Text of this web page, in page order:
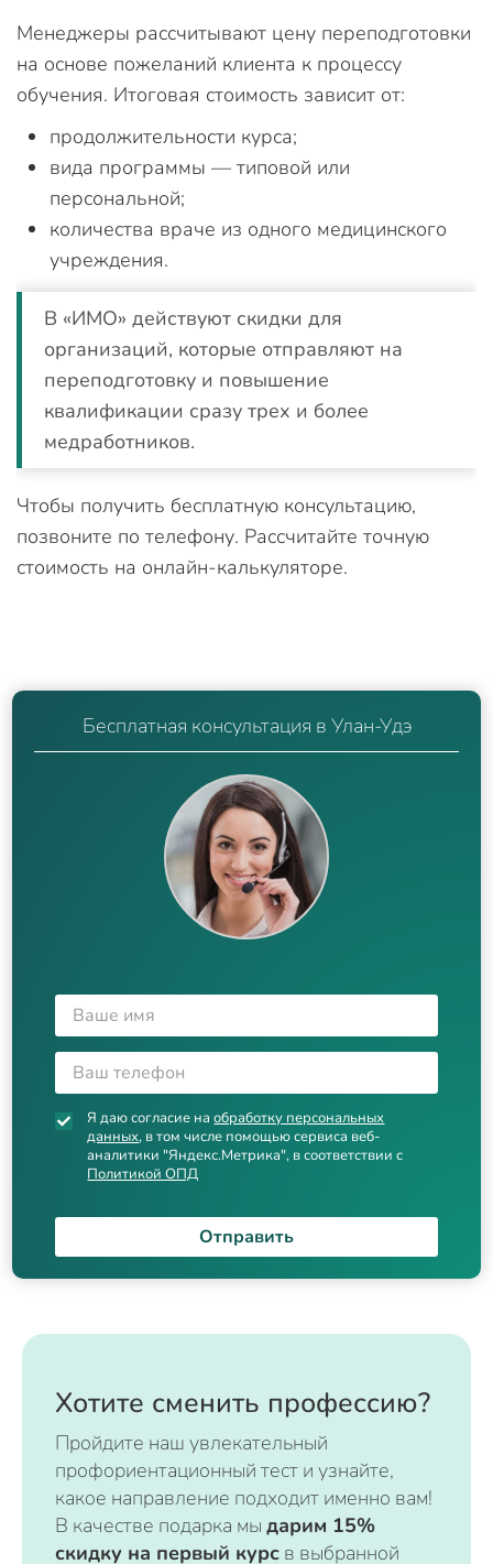
Менеджеры рассчитывают цену переподготовки
на основе пожеланий клиента к процессу
обучения. Итоговая стоимость зависит от:
продолжительности курса;
вида программы — типовой или
персональной;
количества враче из одного медицинского
учреждения.
В «ИМО» действуют скидки для
организаций, которые отправляют на
переподготовку и повышение
квалификации сразу трех и более
медработников.
Чтобы получить бесплатную консультацию,
позвоните по телефону. Рассчитайте точную
стоимость на онлайн-калькуляторе.
Бесплатная консультация в Улан-Удэ
Я даю согласие наобработку персональных
данных, в том числе помощью сервиса веб-
аналитики "Яндекс.Метрика", в соответствии с
Политикой ОПД
Отправить
Хотите сменить профессию?
Пройдите наш увлекательный
профориентационный тест и узнайте,
какое направление подходит именно вам!
В качестве подарка мы дарим 15%
скидку на первый курс в выбранной